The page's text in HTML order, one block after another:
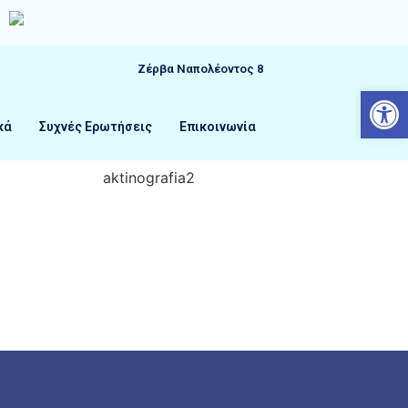
Ζέρβα Ναπολέοντος 8
Συχνές Ερωτήσεις Επικοινωνία